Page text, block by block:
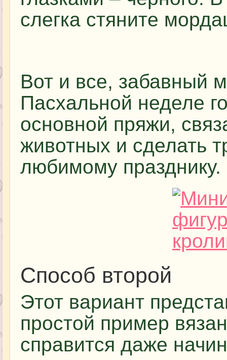
слегка стяните
Вот и все, забавный
Пасхальной неделе
основной пряжи,
животных и сделать
любимому празднику.
Способ второй
Этот вариант
простой пример
справится даже